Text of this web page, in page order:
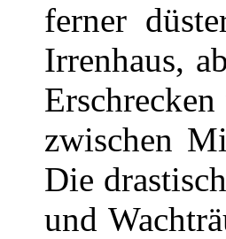
ferner
Irrenhaus,
zwischen
Die
und